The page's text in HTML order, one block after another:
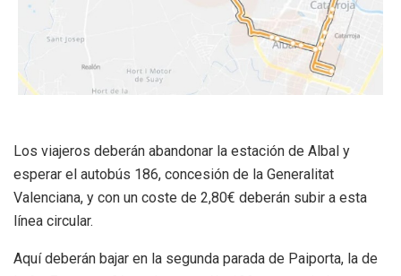
Los viajeros deberán abandonar la estación de Albal y
esperar el autobús 186, concesión de la Generalitat
Valenciana, y con un coste de 2,80€ deberán subir a esta
línea circular.
Aquí deberán bajar en la segunda parada de Paiporta, la de